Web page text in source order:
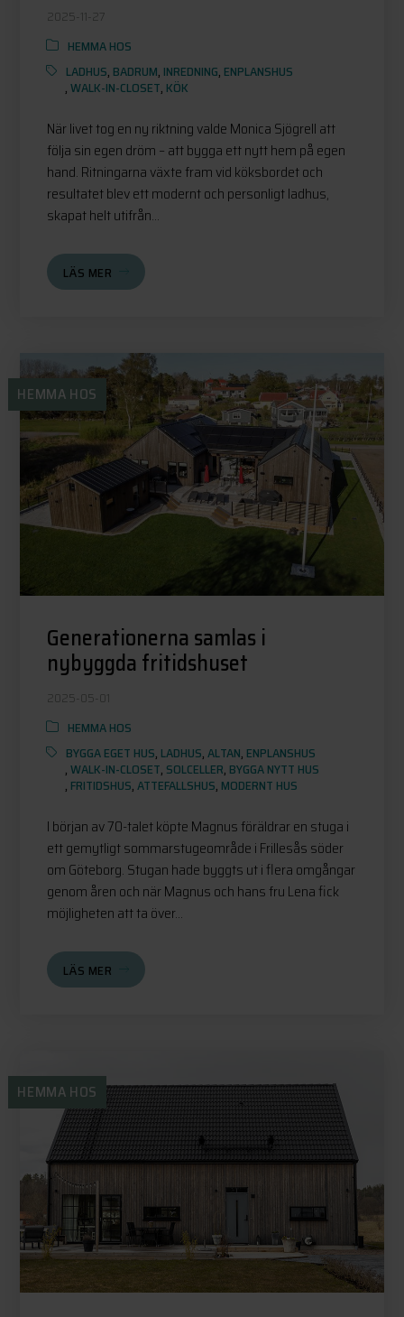
2025-11-27
HEMMA HOS
LADHUS, BADRUM, INREDNING, ENPLANSHUS
,WALK-IN-CLOSET, KÖK
När livet tog en ny riktning valde Monica Sjögrell att
följa sin egen dröm – att bygga ett nytt hem på egen
hand. Ritningarna växte fram vid köksbordet och
resultatet blev ett modernt och personligt ladhus,
skapat helt utifrån...
LÄS MER
HEMMA HOS
Generationerna samlas i
nybyggda fritidshuset
2025-05-01
HEMMA HOS
BYGGA EGET HUS, LADHUS,ALTAN, ENPLANSHUS
,WALK-IN-CLOSET, SOLCELLER, BYGGA NYTT HUS
, FRITIDSHUS,ATTEFALLSHUS, MODERNT HUS
I början av 70-talet köpte Magnus föräldrar en stuga i
ett gemytligt sommarstugeområde i Frillesås söder
om Göteborg. Stugan hade byggts ut i flera omgångar
genom åren och när Magnus och hans fru Lena fick
möjligheten att ta över...
LÄS MER
HEMMA HOS